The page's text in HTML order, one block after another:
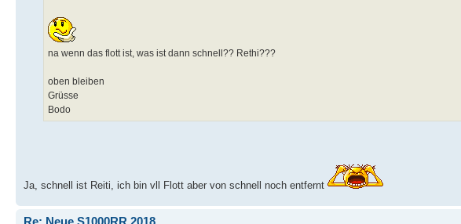
na wenn das flott ist, was ist dann schnell?? Rethi???
oben bleiben
Grüsse
Bodo
Ja, schnell ist Reiti, ich bin vll Flott aber von schnell noch entfernt